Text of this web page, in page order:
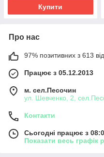
Купити
Про нас
97% позитивних з 613
Працює з 05.12.2013
м. сел.Песочин
ул. Шевченко, 2,
Контакти
Сьогодні працює з
Показати весь графік